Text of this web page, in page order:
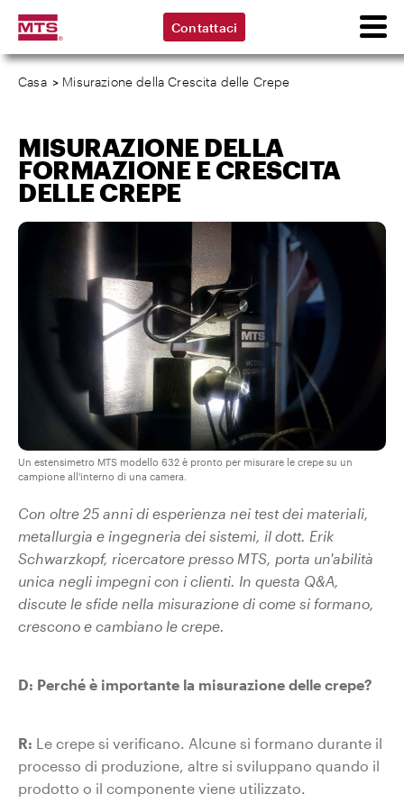
Contattaci
Casa > Misurazione della Crescita delle Crepe
MISURAZIONE DELLA
FORMAZIONE E CRESCITA
DELLE CREPE
Un estensimetro MTS modello 632 è pronto per misurare le crepe su un
campione all'interno di una camera.
Con oltre 25 anni di esperienza nei test dei materiali,
metallurgia e ingegneria dei sistemi, il dott. Erik
Schwarzkopf, ricercatore presso MTS, porta un'abilità
unica negli impegni con i clienti. In questa Q&A,
discute le sfide nella misurazione di come si formano,
crescono e cambiano le crepe.
D: Perché è importante la misurazione delle crepe?
R: Le crepe si verificano. Alcune si formano durante il
processo di produzione, altre si sviluppano quando il
prodotto o il componente viene utilizzato.